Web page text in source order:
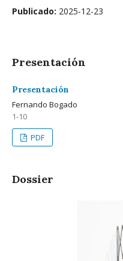
Publicado: 2025-12-23
Presentación
Presentación
Fernando Bogado
1-10
PDF
Dossier